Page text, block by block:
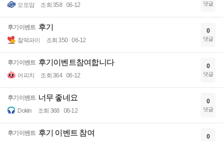
오또맘 조회 358 06-12 댓글
후기이벤트 후기
찰떡파이 조회 350 06-12
0
댓글
후기이벤트 후기이벤트참여합니다
어피치 조회 364 06-12
0
댓글
후기이벤트 너무 좋네요
Dokin 조회 368 06-12
0
댓글
후기이벤트 후기 이벤트 참여 0